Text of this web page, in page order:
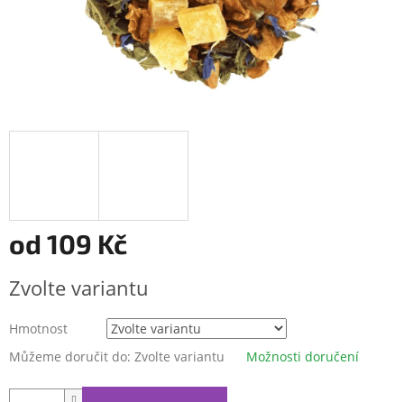
od 109 Kč
cena:
Zvolte variantu
Hmotnost
Můžeme doručit do: Zvolte variantu Možnosti doručení